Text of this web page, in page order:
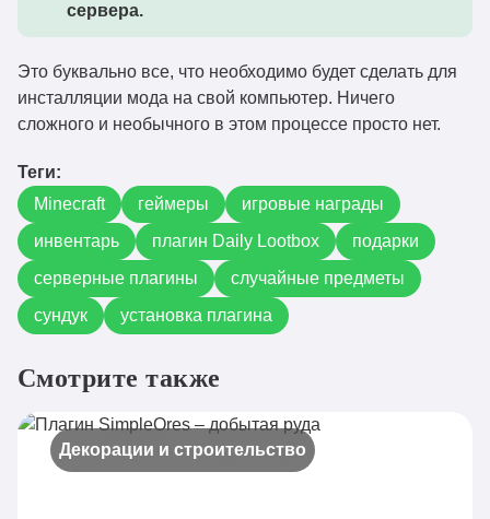
сервера.
Это буквально все, что необходимо будет сделать для
инсталляции мода на свой компьютер. Ничего
сложного и необычного в этом процессе просто нет.
Теги:
Minecraft
геймеры
игровые награды
инвентарь
плагин Daily Lootbox
подарки
серверные плагины
случайные предметы
сундук
установка плагина
Смотрите также
Декорации и строительство